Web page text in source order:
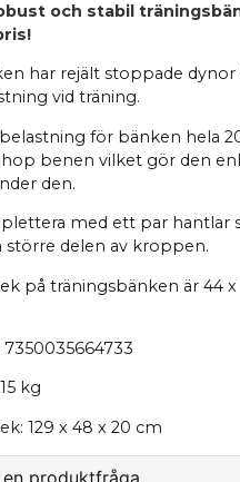
och stabil
har rejält stoppade
vid träning.
för bänken hela
benen vilket gör den
den.
med ett par hantlar
större delen av kroppen.
på träningsbänken är 44 x
7350035664733
kg
129 x 48 x 20 cm